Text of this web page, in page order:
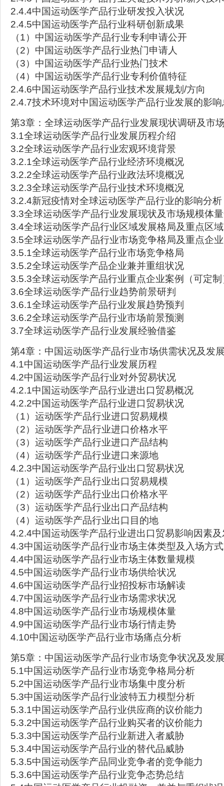
2.4.4中国运动医学产品行业研发投入状况
2.4.5中国运动医学产品行业科研创新成果
（1）中国运动医学产品行业专利申请公开
（2）中国运动医学产品行业热门申请人
（3）中国运动医学产品行业热门技术
（4）中国运动医学产品行业专利价值特征
2.4.6中国运动医学产品行业技术发展规划/方向
2.4.7技术环境对中国运动医学产品行业发展的影
第3章：全球运动医学产品行业发展现状调研及市
3.1全球运动医学产品行业发展历程介绍
3.2全球运动医学产品行业宏观环境背景
3.2.1全球运动医学产品行业经济环境概况
3.2.2全球运动医学产品行业政法环境概况
3.2.3全球运动医学产品行业技术环境概况
3.2.4新冠疫情对全球运动医学产品行业的影响分析
3.3全球运动医学产品行业发展现状及市场规模体
3.4全球运动医学产品行业区域发展格局及重点区
3.5全球运动医学产品行业市场竞争格局及重点企
3.5.1全球运动医学产品行业市场竞争格局
3.5.2全球运动医学产品企业兼并重组状况
3.5.3全球运动医学产品行业重点企业案例（可定制
3.6全球运动医学产品行业趋势前景研判
3.6.1全球运动医学产品行业发展趋势预判
3.6.2全球运动医学产品行业市场前景预测
3.7全球运动医学产品行业发展经验借鉴
第4章：中国运动医学产品行业市场供需状况及发
4.1中国运动医学产品行业发展历程
4.2中国运动医学产品行业对外贸易状况
4.2.1中国运动医学产品行业进出口贸易概况
4.2.2中国运动医学产品行业进口贸易状况
（1）运动医学产品行业进口贸易规模
（2）运动医学产品行业进口价格水平
（3）运动医学产品行业进口产品结构
（4）运动医学产品行业进口来源地
4.2.3中国运动医学产品行业出口贸易状况
（1）运动医学产品行业出口贸易规模
（2）运动医学产品行业出口价格水平
（3）运动医学产品行业出口产品结构
（4）运动医学产品行业出口目的地
4.2.4中国运动医学产品行业进出口贸易影响因素
4.3中国运动医学产品行业市场主体类型及入场方式
4.4中国运动医学产品行业市场主体数量规模
4.5中国运动医学产品行业市场供给状况
4.6中国运动医学产品行业招投标市场解读
4.7中国运动医学产品行业市场需求状况
4.8中国运动医学产品行业市场规模体量
4.9中国运动医学产品行业市场行情走势
4.10中国运动医学产品行业市场痛点分析
第5章：中国运动医学产品行业市场竞争状况及发
5.1中国运动医学产品行业市场竞争格局分析
5.2中国运动医学产品行业市场集中度分析
5.3中国运动医学产品行业波特五力模型分析
5.3.1中国运动医学产品行业供应商的议价能力
5.3.2中国运动医学产品行业购买者的议价能力
5.3.3中国运动医学产品行业新进入者威胁
5.3.4中国运动医学产品行业的替代品威胁
5.3.5中国运动医学产品同业竞争者的竞争能力
5.3.6中国运动医学产品行业竞争态势总结